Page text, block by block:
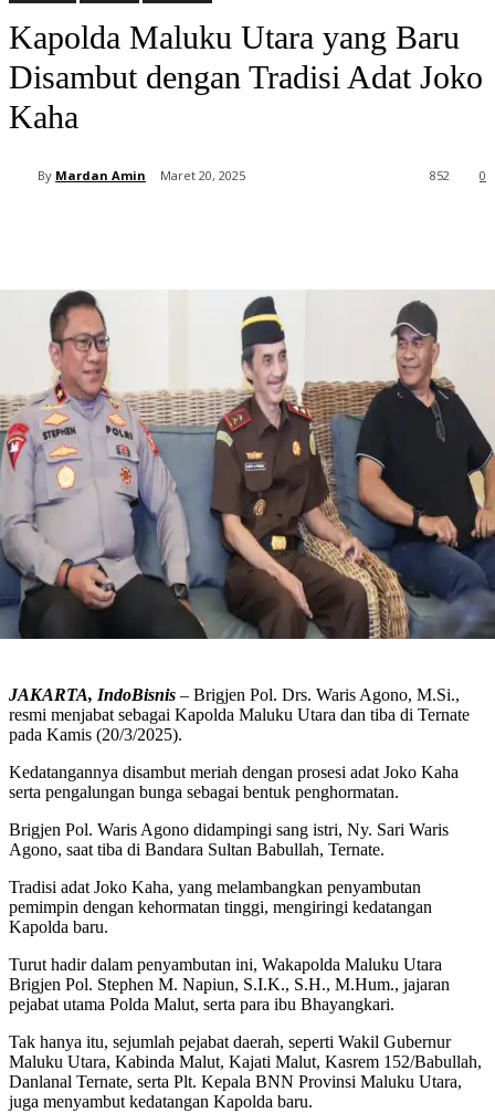
Kapolda Maluku Utara yang Baru
Disambut dengan Tradisi Adat Joko
Kaha
By Mardan Amin Maret 20, 2025 0
852
JAKARTA, IndoBisnis – Brigjen Pol. Drs. Waris Agono, M.Si.,
resmi menjabat sebagai Kapolda Maluku Utara dan tiba di Ternate
pada Kamis (20/3/2025).
Kedatangannya disambut meriah dengan prosesi adat Joko Kaha
serta pengalungan bunga sebagai bentuk penghormatan.
Brigjen Pol. Waris Agono didampingi sang istri, Ny. Sari Waris
Agono, saat tiba di Bandara Sultan Babullah, Ternate.
Tradisi adat Joko Kaha, yang melambangkan penyambutan
pemimpin dengan kehormatan tinggi, mengiringi kedatangan
Kapolda baru.
Turut hadir dalam penyambutan ini, Wakapolda Maluku Utara
Brigjen Pol. Stephen M. Napiun, S.I.K., S.H., M.Hum., jajaran
pejabat utama Polda Malut, serta para ibu Bhayangkari.
Tak hanya itu, sejumlah pejabat daerah, seperti Wakil Gubernur
Maluku Utara, Kabinda Malut, Kajati Malut, Kasrem 152/Babullah,
Danlanal Ternate, serta Plt. Kepala BNN Provinsi Maluku Utara,
juga menyambut kedatangan Kapolda baru.